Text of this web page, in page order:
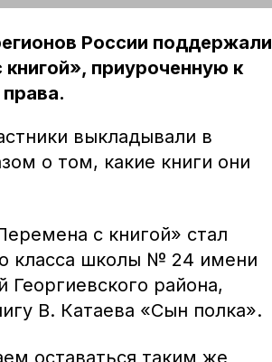
России поддержали
приуроченную к
выкладывали в
о том, какие книги они
с книгой» стал
класса школы № 24 имени
района,
В. Катаева «Сын полка».
оставаться таким же